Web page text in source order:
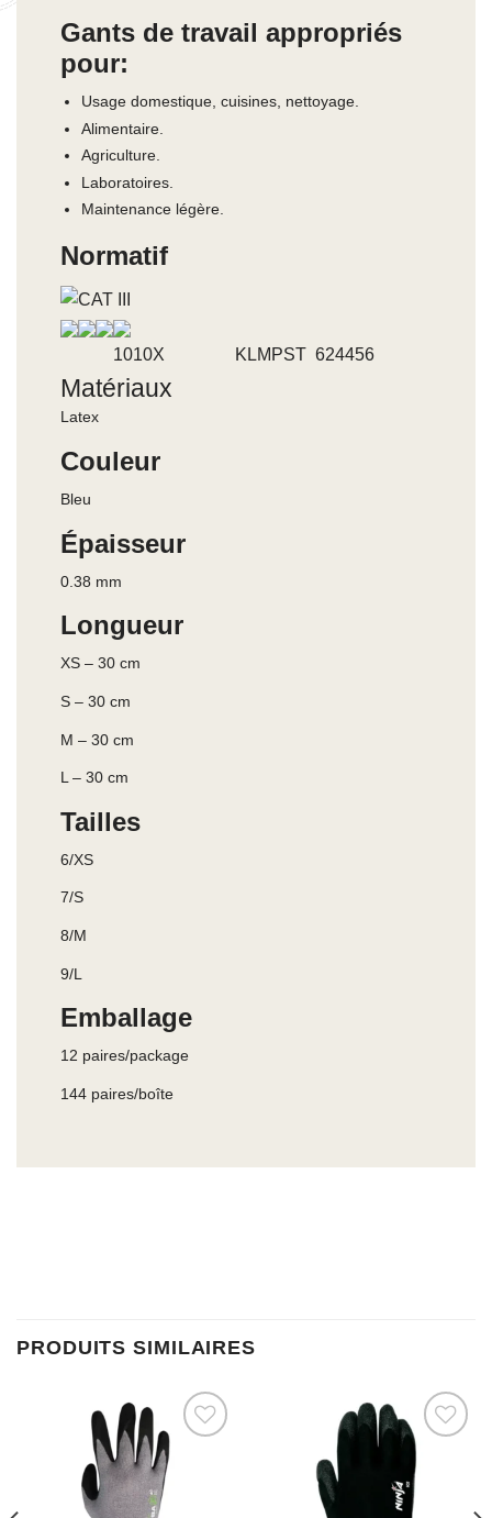
Gants de travail appropriés
pour:
Usage domestique, cuisines, nettoyage.
Alimentaire.
Agriculture.
Laboratoires.
Maintenance légère.
Normatif
1010X KLMPST 624456
Matériaux
Latex
Couleur
Bleu
Épaisseur
0.38 mm
Longueur
XS – 30 cm
S – 30 cm
M – 30 cm
L – 30 cm
Tailles
6/XS
7/S
8/M
9/L
Emballage
12 paires/package
144 paires/boîte
PRODUITS SIMILAIRES
Ajouter à la liste d’envies Ajouter à la liste d’envies